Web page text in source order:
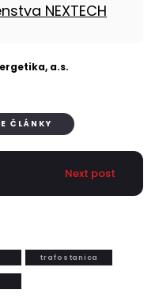
NEXTECH
a.s.
ČLÁNKY
Next post
trafostanica